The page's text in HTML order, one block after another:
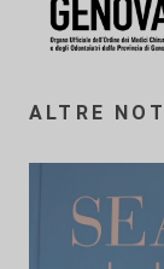
ALTRE